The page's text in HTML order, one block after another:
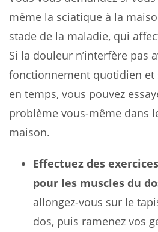
même la sciatique à la
stade de la maladie, qui
Si la douleur n’interfère pas
fonctionnement quotidien et
en temps, vous pouvez
problème vous-même dans
maison.
Effectuez des
pour les muscles du
allongez-vous sur le
dos, puis ramenez vos